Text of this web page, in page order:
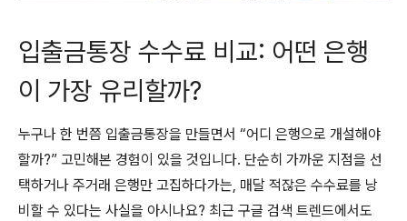
입출금통장 수수료 비교: 어떤 은행
이 가장 유리할까?
누구나 한 번쯤 입출금통장을 만들면서 “어디 은행으로 개설해야
할까?” 고민해본 경험이 있을 것입니다. 단순히 가까운 지점을 선
택하거나 주거래 은행만 고집하다가는, 매달 적잖은 수수료를 낭
비할 수 있다는 사실을 아시나요? 최근 구글 검색 트렌드에서도